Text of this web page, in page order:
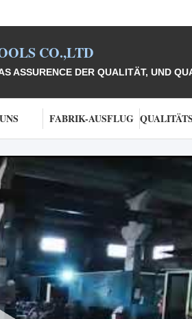
CO.,LTD
ASSURENCE DER QUALITÄT, UND
FABRIK-AUSFLUG